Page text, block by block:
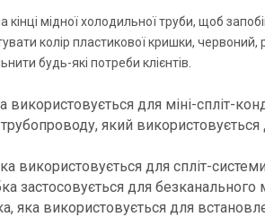
мідної холодильної труби, щоб
колір пластикової кришки,
будь-які потреби клієнтів.
для міні-спліт-
який використовується
використовується для спліт-
застосовується для безканального
яка використовується для